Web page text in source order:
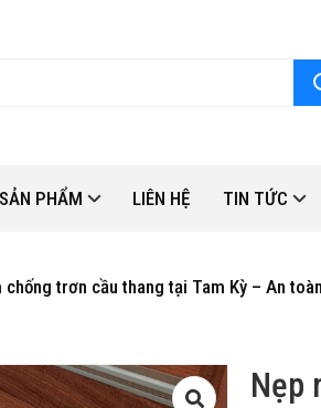
SẢN PHẨM LIÊN HỆ TIN TỨC
chống trơn cầu thang tại Tam Kỳ – An
Nẹp